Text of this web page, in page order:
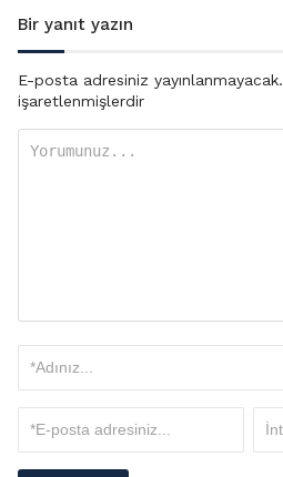
Bir yanıt yazın
E-posta adresiniz yayınlanmayacak.
işaretlenmişlerdir